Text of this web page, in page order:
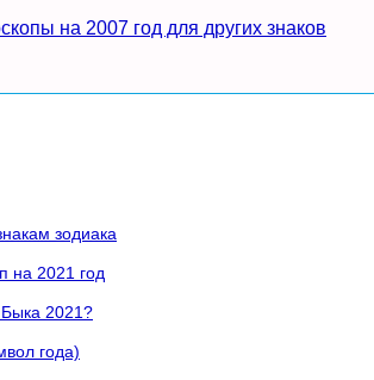
на 2007 год для других знаков
зодиака
на 2021 год
Быка 2021?
года)